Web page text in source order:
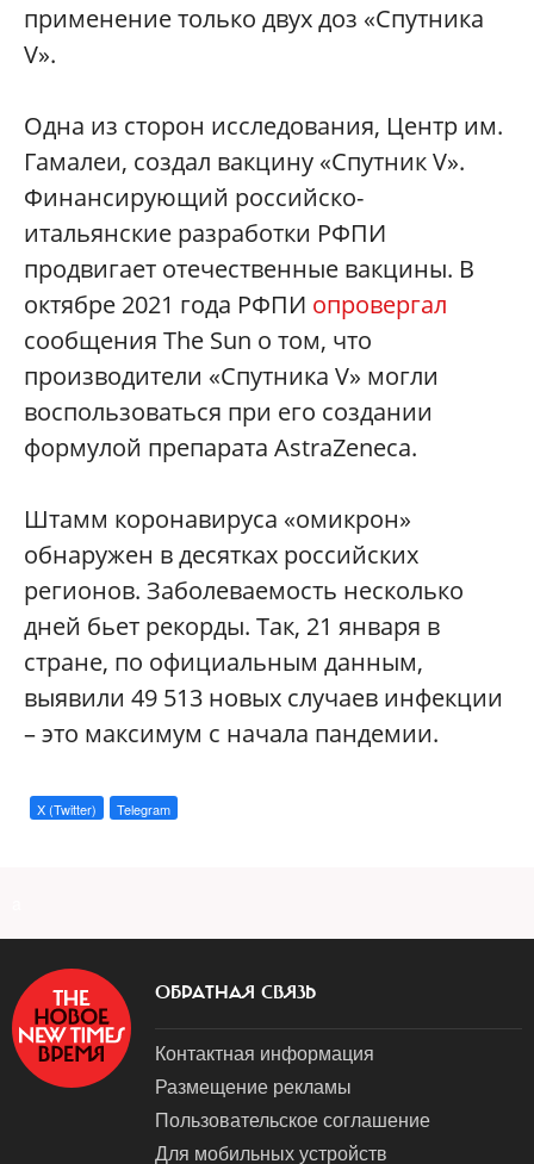
применение только двух доз «Спутника
V».
Одна из сторон исследования, Центр им.
Гамалеи, создал вакцину «Спутник V».
Финансирующий российско-
итальянские разработки РФПИ
продвигает отечественные вакцины. В
октябре 2021 года РФПИ опровергал
сообщения The Sun о том, что
производители «Спутника V» могли
воспользоваться при его создании
формулой препарата AstraZeneca.
Штамм коронавируса «омикрон»
обнаружен в десятках российских
регионов. Заболеваемость несколько
дней бьет рекорды. Так, 21 января в
стране, по официальным данным,
выявили 49 513 новых случаев инфекции
– это максимум с начала пандемии.
X (Twitter) Telegram
ОБРАТНАЯ СВЯЗЬ
Контактная информация
Размещение рекламы
Пользовательское соглашение
Для мобильных устройств